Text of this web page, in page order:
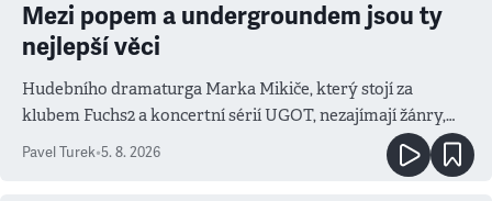
Mezi popem a undergroundem jsou ty
nejlepší věci
Hudebního dramaturga Marka Mikiče, který stojí za
klubem Fuchs2 a koncertní sérií UGOT, nezajímají žánry,
ale atmosféra
Pavel Turek•5. 8. 2026